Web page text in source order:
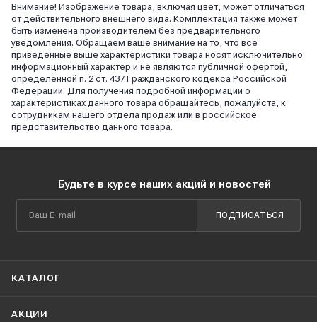
Внимание! Изображение товара, включая цвет, может отличаться
от действительного внешнего вида. Комплектация также может
быть изменена производителем без предварительного
уведомления. Обращаем ваше внимание на то, что все
приведённые выше характеристики товара носят исключительно
информационный характер и не являются публичной офертой,
определённой п. 2 ст. 437 Гражданского кодекса Российской
Федерации. Для получения подробной информации о
характеристиках данного товара обращайтесь, пожалуйста, к
сотрудникам нашего отдела продаж или в российское
представительство данного товара.
Будьте в курсе наших акций и новостей
ПОДПИСАТЬСЯ
КАТАЛОГ
АКЦИИ